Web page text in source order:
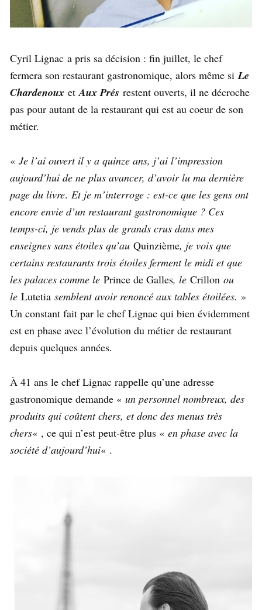
Cyril Lignac a pris sa décision : fin juillet, le chef
fermera son restaurant gastronomique, alors même siLe
Chardenoux etAux Prés restent ouverts, il ne décroche
pas pour autant de la restaurant qui est au coeur de son
métier.
« Je l’ai ouvert il y a quinze ans, j’ai l’impression
aujourd’hui de ne plus avancer, d’avoir lu ma dernière
page du livre. Et je m’interroge : est-ce que les gens ont
encore envie d’un restaurant gastronomique ? Ces
temps-ci, je vends plus de grands crus dans mes
enseignes sans étoiles qu’au Quinzième, je vois que
certains restaurants trois étoiles ferment le midi et que
les palaces comme le Prince de Galles, le Crillon ou
le Lutetia semblent avoir renoncé aux tables étoilées. »
Un constant fait par le chef Lignac qui bien évidemment
est en phase avec l’évolution du métier de restaurant
depuis quelques années.
À 41 ans le chef Lignac rappelle qu’une adresse
gastronomique demande « un personnel nombreux, des
produits qui coûtent chers, et donc des menus très
chers« , ce qui n’est peut-être plus « en phase avec la
société d’aujourd’hui« .